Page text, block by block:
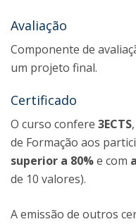
Avaliação
Componente de
um projeto final.
Certificado
O curso confere 3ECTS
de Formação aos
superior a 80%e com
de 10 valores).
A emissão de outros